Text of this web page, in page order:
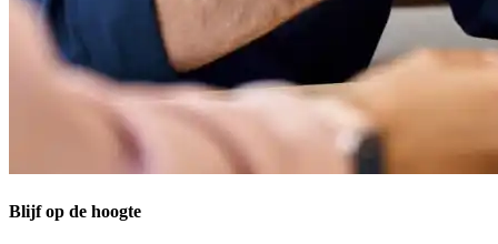
Blijf op de hoogte